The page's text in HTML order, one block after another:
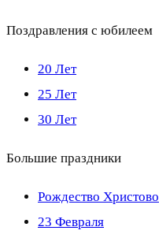
Поздравления с юбилеем
20 Лет
25 Лет
30 Лет
Большие праздники
Рождество Христово
23 Февраля